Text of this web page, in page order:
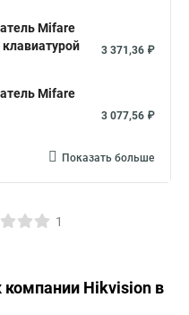
Mifare
клавиатурой
3 371,36 ₽
Mifare
3 077,56 ₽
Показать больше
1
Hikvision в